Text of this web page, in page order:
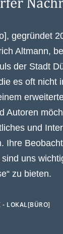
gegründet
Altmann,
der Stadt
es oft nicht
Autoren
und
Ihre
uns
zu bieten.
- LOKAL[BÜRO]